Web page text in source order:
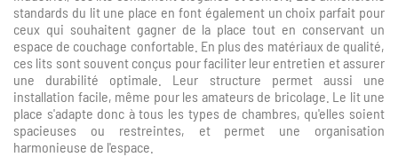
standards du lit une place en font également un choix parfait pour
ceux qui souhaitent gagner de la place tout en conservant un
espace de couchage confortable. En plus des matériaux de qualité,
ces lits sont souvent conçus pour faciliter leur entretien et assurer
une durabilité optimale. Leur structure permet aussi une
installation facile, même pour les amateurs de bricolage. Le lit une
place s'adapte donc à tous les types de chambres, qu'elles soient
spacieuses ou restreintes, et permet une organisation
harmonieuse de l'espace.